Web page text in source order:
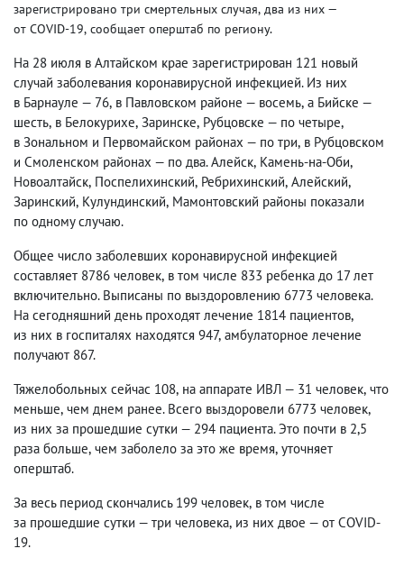
зарегистрировано три смертельных случая, два из них —
от COVID-19, сообщает оперштаб по региону.
На 28 июля в Алтайском крае зарегистрирован 121 новый
случай заболевания коронавирусной инфекцией. Из них
в Барнауле — 76, в Павловском районе — восемь, а Бийске —
шесть, в Белокурихе, Заринске, Рубцовске — по четыре,
в Зональном и Первомайском районах — по три, в Рубцовском
и Смоленском районах — по два. Алейск, Камень-на-Оби,
Новоалтайск, Поспелихинский, Ребрихинский, Алейский,
Заринский, Кулундинский, Мамонтовский районы показали
по одному случаю.
Общее число заболевших коронавирусной инфекцией
составляет 8786 человек, в том числе 833 ребенка до 17 лет
включительно. Выписаны по выздоровлению 6773 человека.
На сегодняшний день проходят лечение 1814 пациентов,
из них в госпиталях находятся 947, амбулаторное лечение
получают 867.
Тяжелобольных сейчас 108, на аппарате ИВЛ — 31 человек, что
меньше, чем днем ранее. Всего выздоровели 6773 человек,
из них за прошедшие сутки — 294 пациента. Это почти в 2,5
раза больше, чем заболело за это же время, уточняет
оперштаб.
За весь период скончались 199 человек, в том числе
за прошедшие сутки — три человека, из них двое — от COVID-
19.